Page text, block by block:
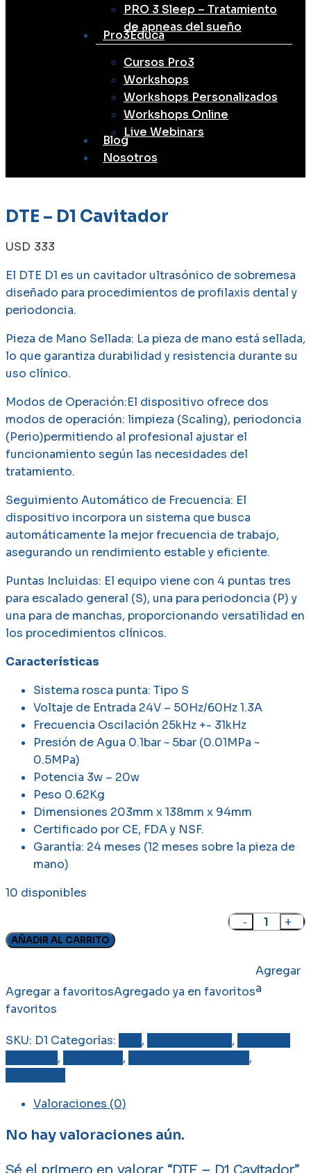
PRO 3 Sleep – Tratamiento
de apneas del sueño
Pro3Educa
Cursos Pro3
Workshops
Workshops Personalizados
Workshops Online
Live Webinars
Blog
Nosotros
DTE – D1 Cavitador
USD 333
El DTE D1 es un cavitador ultrasónico de sobremesa
diseñado para procedimientos de profilaxis dental y
periodoncia.
Pieza de Mano Sellada: La pieza de mano está sellada,
lo que garantiza durabilidad y resistencia durante su
uso clínico. ​
Modos de Operación:El dispositivo ofrece dos
modos de operación: limpieza (Scaling), periodoncia
(Perio)permitiendo al profesional ajustar el
funcionamiento según las necesidades del
tratamiento. ​
Seguimiento Automático de Frecuencia: El
dispositivo incorpora un sistema que busca
automáticamente la mejor frecuencia de trabajo,
asegurando un rendimiento estable y eficiente.
Puntas Incluidas: El equipo viene con 4 puntas tres
para escalado general (S), una para periodoncia (P) y
una para de manchas, proporcionando versatilidad en
los procedimientos clínicos.
Características
Sistema rosca punta: Tipo S
Voltaje de Entrada 24V – 50Hz/60Hz 1.3A
Frecuencia Oscilación 25kHz +- 31kHz
Presión de Agua 0.1bar ~ 5bar (0.01MPa ~
0.5MPa)
Potencia 3w – 20w
Peso 0.62Kg
Dimensiones 203mm x 138mm x 94mm
Certificado por CE, FDA y NSF.
Garantía: 24 meses (12 meses sobre la pieza de
mano)
10 disponibles
DTE
Cavitador
cantidad
AÑADIR AL CARRITO
Agregar a favoritosAgregado ya en favoritos
Agregar
a
favoritos
SKU: D1 Categorías: , ,
, ,
,
Valoraciones (0)
No hay valoraciones aún.
Sé el primero en valorar “DTE – D1 Cavitador”